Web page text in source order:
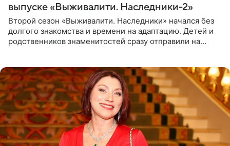
выпуске «Выживалити. Наследники-2»
Второй сезон «Выживалити. Наследники» начался без
долгого знакомства и времени на адаптацию. Детей и
родственников знаменитостей сразу отправили на